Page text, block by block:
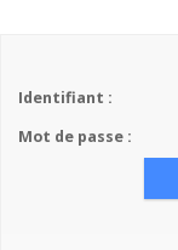
Identifiant :
Mot de passe :